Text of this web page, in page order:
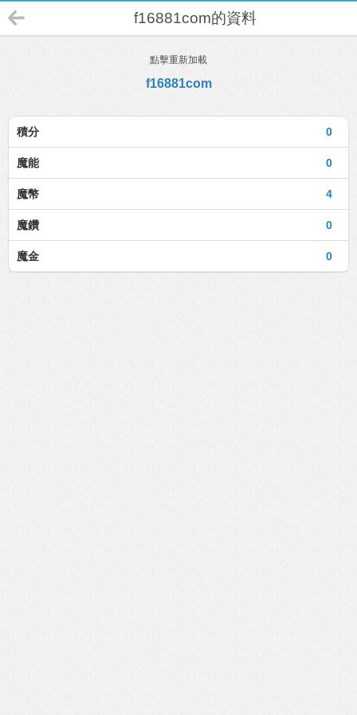
f16881com的資料
點擊重新加載
f16881com
0
積分
0
魔能
4
魔幣
0
魔鑽
0
魔金